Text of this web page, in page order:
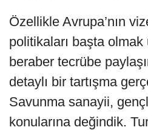
Özellikle Avrupa’nın
politikaları başta
beraber tecrübe
detaylı bir tartışma
Savunma sanayii,
konularına değindik.